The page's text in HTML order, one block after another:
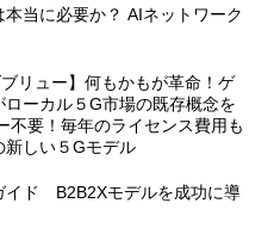
当に必要か？ AIネットワーク
リュー】何もかもが革命！ゲ
ーカル５G市場の既存概念を
不要！毎年のライセンス費用も
しい５Gモデル
イド B2B2Xモデルを成功に導